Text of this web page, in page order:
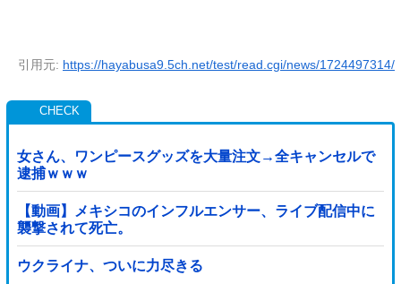
引用元: https://hayabusa9.5ch.net/test/read.cgi/news/1724497314/
女さん、ワンピースグッズを大量注文→全キャンセルで
逮捕ｗｗｗ
【動画】メキシコのインフルエンサー、ライブ配信中に
襲撃されて死亡。
ウクライナ、ついに力尽きる